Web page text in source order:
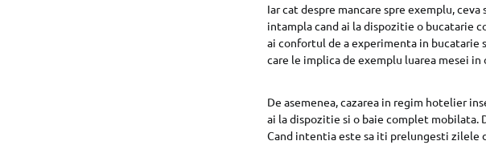
Iar cat despre mancare spre exemplu,
intampla cand ai la dispozitie o bucatarie
ai confortul de a experimenta in bucatarie
care le implica de exemplu luarea mesei in
De asemenea, cazarea in regim hotelier
ai la dispozitie si o baie complet mobilata.
Cand intentia este sa iti prelungesti zilele